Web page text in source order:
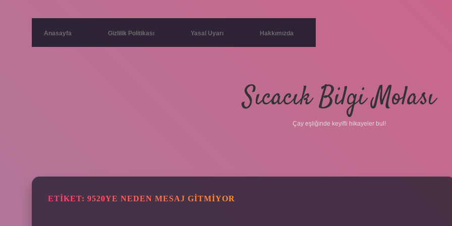
Anasayfa Gizlilik Politikası Yasal Uyarı Hakkımızda
Sıcacık Bilgi Molası
Çay eşliğinde keyifli hikayeler bul!
ETIKET: 9520YE NEDEN MESAJ GITMIYOR